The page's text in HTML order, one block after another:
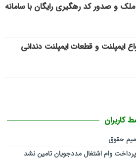
ملک و صدور کد رهگیری رایگان با سامانه
ایمپلنت و قطعات ایمپلنت دندانی
کاربران
حقوق
پرداخت وام اشتغال مددجویان تامین نشد